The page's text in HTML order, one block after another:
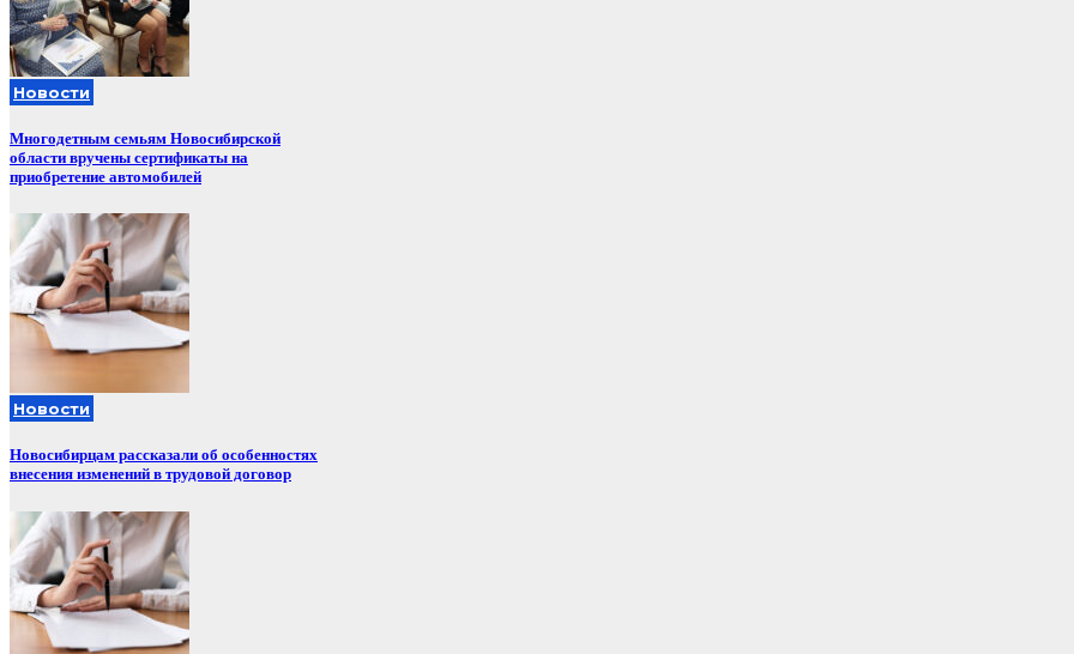
Новости
Многодетным семьям Новосибирской
области вручены сертификаты на
приобретение автомобилей
Новости
Новосибирцам рассказали об особенностях
внесения изменений в трудовой договор